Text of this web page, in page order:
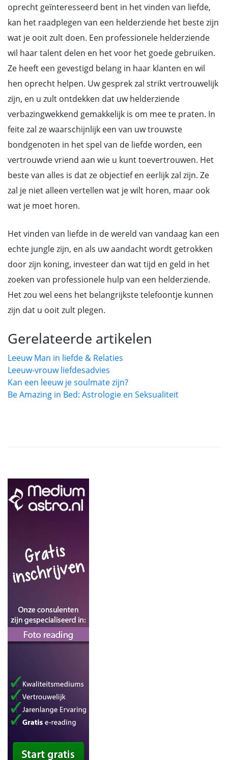
oprecht geïnteresseerd bent in het vinden van liefde,
kan het raadplegen van een helderziende het beste zijn
wat je ooit zult doen. Een professionele helderziende
wil haar talent delen en het voor het goede gebruiken.
Ze heeft een gevestigd belang in haar klanten en wil
hen oprecht helpen. Uw gesprek zal strikt vertrouwelijk
zijn, en u zult ontdekken dat uw helderziende
verbazingwekkend gemakkelijk is om mee te praten. In
feite zal ze waarschijnlijk een van uw trouwste
bondgenoten in het spel van de liefde worden, een
vertrouwde vriend aan wie u kunt toevertrouwen. Het
beste van alles is dat ze objectief en eerlijk zal zijn. Ze
zal je niet alleen vertellen wat je wilt horen, maar ook
wat je moet horen.
Het vinden van liefde in de wereld van vandaag kan een
echte jungle zijn, en als uw aandacht wordt getrokken
door zijn koning, investeer dan wat tijd en geld in het
zoeken van professionele hulp van een helderziende.
Het zou wel eens het belangrijkste telefoontje kunnen
zijn dat u ooit zult plegen.
Gerelateerde artikelen
Leeuw Man in liefde & Relaties
Leeuw-vrouw liefdesadvies
Kan een leeuw je soulmate zijn?
Be Amazing in Bed: Astrologie en Seksualiteit